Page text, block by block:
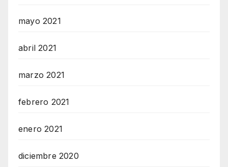
mayo 2021
abril 2021
marzo 2021
febrero 2021
enero 2021
diciembre 2020